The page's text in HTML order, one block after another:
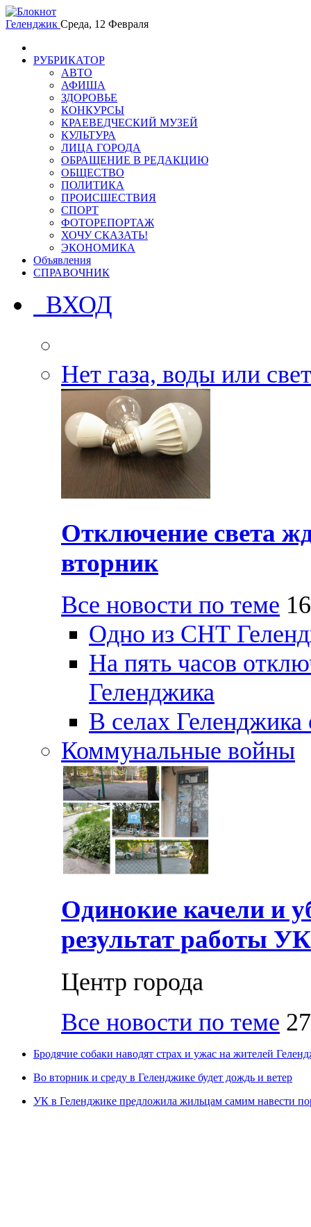
Геленджик Среда, 12 Февраля
РУБРИКАТОР
АВТО
АФИША
ЗДОРОВЬЕ
КОНКУРСЫ
КРАЕВЕДЧЕСКИЙ МУЗЕЙ
КУЛЬТУРА
ЛИЦА ГОРОДА
ОБРАЩЕНИЕ В РЕДАКЦИЮ
ОБЩЕСТВО
ПОЛИТИКА
ПРОИСШЕСТВИЯ
СПОРТ
ФОТОРЕПОРТАЖ
ХОЧУ СКАЗАТЬ!
ЭКОНОМИКА
Объявления
СПРАВОЧНИК
ВХОД
Нет газа, воды или
Отключение света
вторник
Все новости по теме
Одно из СНТ
На пять часов
Геленджика
В селах Геленджика
Коммунальные войны
Одинокие качели и
результат работы
Центр города
Все новости по теме
Бродячие собаки наводят страх и ужас на жителей
Во вторник и среду в Геленджике будет дождь и ветер
УК в Геленджике предложила жильцам самим навести